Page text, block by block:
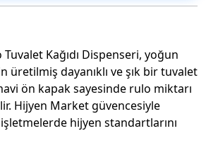
Tuvalet Kağıdı Dispenseri, yoğun
üretilmiş dayanıklı ve şık bir tuvalet
ön kapak sayesinde rulo miktarı
Hijyen Market güvencesiyle
hijyen standartlarını